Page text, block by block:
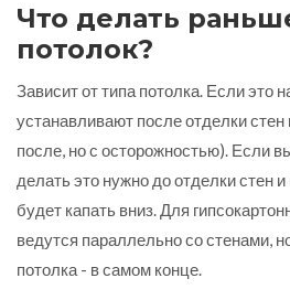
Что делать
потолок?
Зависит от типа потолка. Если это
устанавливают после отделки стен
после, но с осторожностью). Если
делать это нужно до отделки стен и
будет капать вниз. Для
ведутся параллельно со стенами,
потолка - в самом конце.